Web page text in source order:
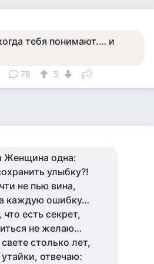
тебя понимают.… и
78 5
Женщина одна:
улыбку?!
не пью вина,
каждую ошибку…
есть секрет,
не желаю…
столько лет,
отвечаю: